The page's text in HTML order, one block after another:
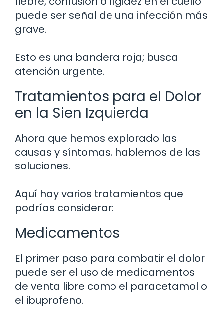
puede ser señal de una infección más
grave.
Esto es una bandera roja; busca
atención urgente.
Tratamientos para el Dolor
en la Sien Izquierda
Ahora que hemos explorado las
causas y síntomas, hablemos de las
soluciones.
Aquí hay varios tratamientos que
podrías considerar:
Medicamentos
El primer paso para combatir el dolor
puede ser el uso de medicamentos
de venta libre como el paracetamol o
el ibuprofeno.